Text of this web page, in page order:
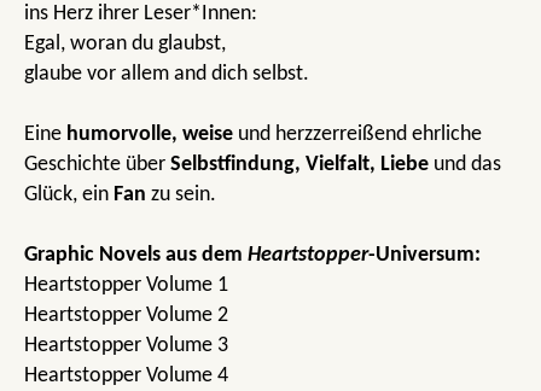
ins Herz ihrer Leser*Innen:
Egal, woran du glaubst,
glaube vor allem and dich selbst.
Eine humorvolle, weise und herzzerreißend ehrliche
Geschichte über Selbstfindung, Vielfalt, Liebe und das
Glück, ein Fan zu sein.
Graphic Novels aus dem Heartstopper-Universum:
Heartstopper Volume 1
Heartstopper Volume 2
Heartstopper Volume 3
Heartstopper Volume 4